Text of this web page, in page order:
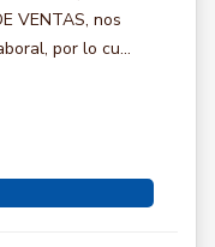
VENTAS, nos
por lo cu...